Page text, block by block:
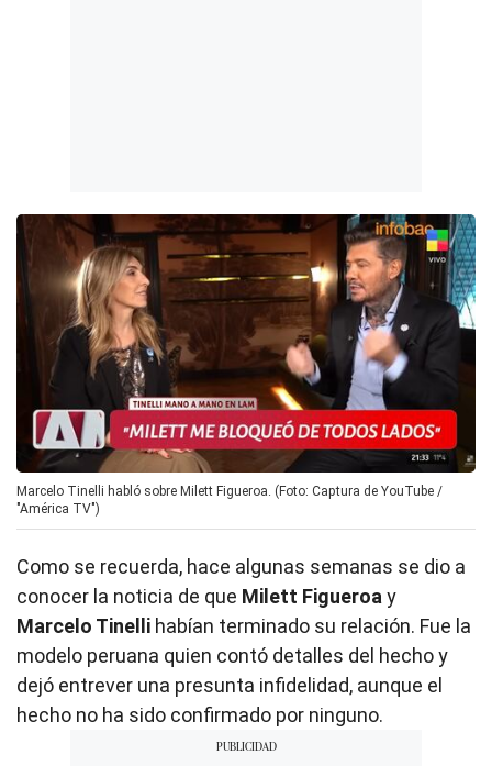
Marcelo Tinelli habló sobre Milett Figueroa. (Foto: Captura de YouTube /
"América TV")
Como se recuerda, hace algunas semanas se dio a
conocer la noticia de que Milett Figueroa y
Marcelo Tinelli habían terminado su relación. Fue la
modelo peruana quien contó detalles del hecho y
dejó entrever una presunta infidelidad, aunque el
hecho no ha sido confirmado por ninguno.